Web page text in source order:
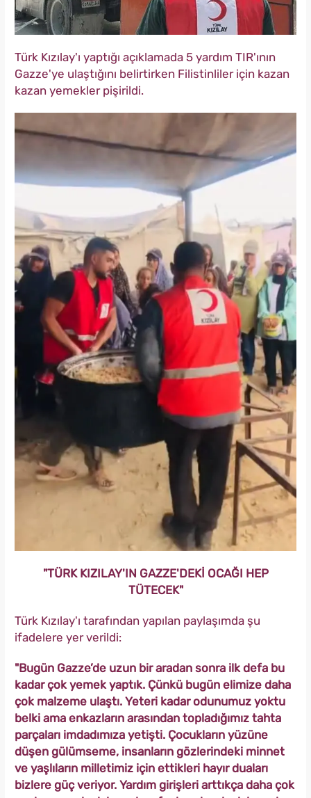
Türk Kızılay'ı yaptığı açıklamada 5 yardım TIR'ının
Gazze'ye ulaştığını belirtirken Filistinliler için kazan
kazan yemekler pişirildi.
"TÜRK KIZILAY'IN GAZZE'DEKİ OCAĞI HEP
TÜTECEK"
Türk Kızılay'ı tarafından yapılan paylaşımda şu
ifadelere yer verildi:
"Bugün Gazze’de uzun bir aradan sonra ilk defa bu
kadar çok yemek yaptık. Çünkü bugün elimize daha
çok malzeme ulaştı. Yeteri kadar odunumuz yoktu
belki ama enkazların arasından topladığımız tahta
parçaları imdadımıza yetişti. Çocukların yüzüne
düşen gülümseme, insanların gözlerindeki minnet
ve yaşlıların milletimiz için ettikleri hayır duaları
bizlere güç veriyor. Yardım girişleri arttıkça daha çok